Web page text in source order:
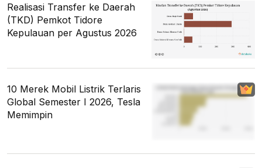
Realisasi Transfer ke Daerah
(TKD) Pemkot Tidore
Kepulauan per Agustus 2026
10 Merek Mobil Listrik Terlaris
Global Semester I 2026, Tesla
Memimpin